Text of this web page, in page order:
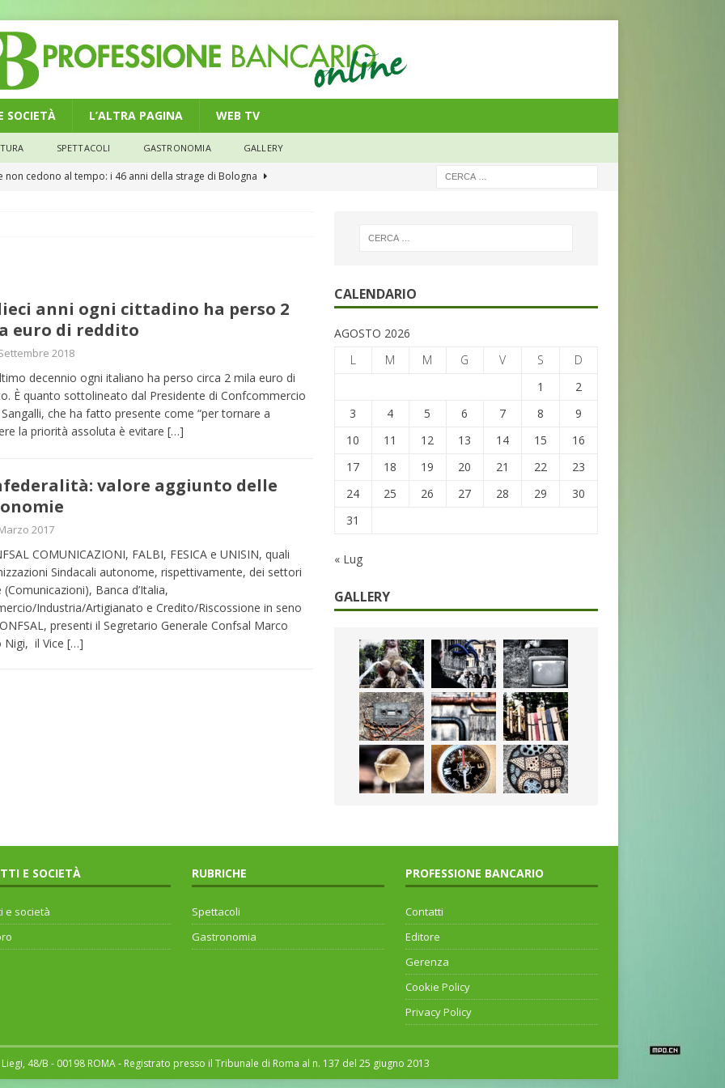
SOCIETÀ L’ALTRA PAGINA WEB TV
SPETTACOLI GASTRONOMIA GALLERY
non cedono al tempo: i 46 anni della strage di Bologna
in denaro, ma anche i benefit aziendali
caregiver: la sfida quotidiana dell’assistenza tra ferie e rinunce
anni ogni cittadino ha perso 2
euro di reddito
2018
decennio ogni italiano ha perso circa 2 mila euro di
È quanto sottolineato dal Presidente di Confcommercio
che ha fatto presente come “per tornare a
la priorità assoluta è evitare […]
valore aggiunto delle
2017
COMUNICAZIONI, FALBI, FESICA e UNISIN, quali
Sindacali autonome, rispettivamente, dei settori
(Comunicazioni), Banca d’Italia,
Industria/Artigianato e Credito/Riscossione in seno
presenti il Segretario Generale Confsal Marco
Nigi, il Vice […]
CALENDARIO
AGOSTO 2026
L
M M G V S
D
1
2
3
4 5 6 7 8
9
10
11 12 13 14 15
16
17
18 19 20 21 22
23
24
25 26 27 28 29
30
31
« Lug
GALLERY
E SOCIETÀ
e società
RUBRICHE
Spettacoli
Gastronomia
PROFESSIONE BANCARIO
Contatti
Editore
Gerenza
Cookie Policy
Privacy Policy
48/B - 00198 ROMA - Registrato presso il Tribunale di Roma al n. 137 del 25 giugno 2013